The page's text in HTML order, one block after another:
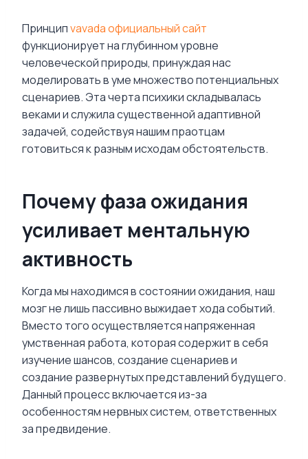
Принципvavada официальный сайт
функционирует на глубинном уровне
человеческой природы, принуждая нас
моделировать в уме множество потенциальных
сценариев. Эта черта психики складывалась
веками и служила существенной адаптивной
задачей, содействуя нашим праотцам
готовиться к разным исходам обстоятельств.
Почему фаза ожидания
усиливает ментальную
активность
Когда мы находимся в состоянии ожидания, наш
мозг не лишь пассивно выжидает хода событий.
Вместо того осуществляется напряженная
умственная работа, которая содержит в себя
изучение шансов, создание сценариев и
создание развернутых представлений будущего.
Данный процесс включается из-за
особенностям нервных систем, ответственных
за предвидение.